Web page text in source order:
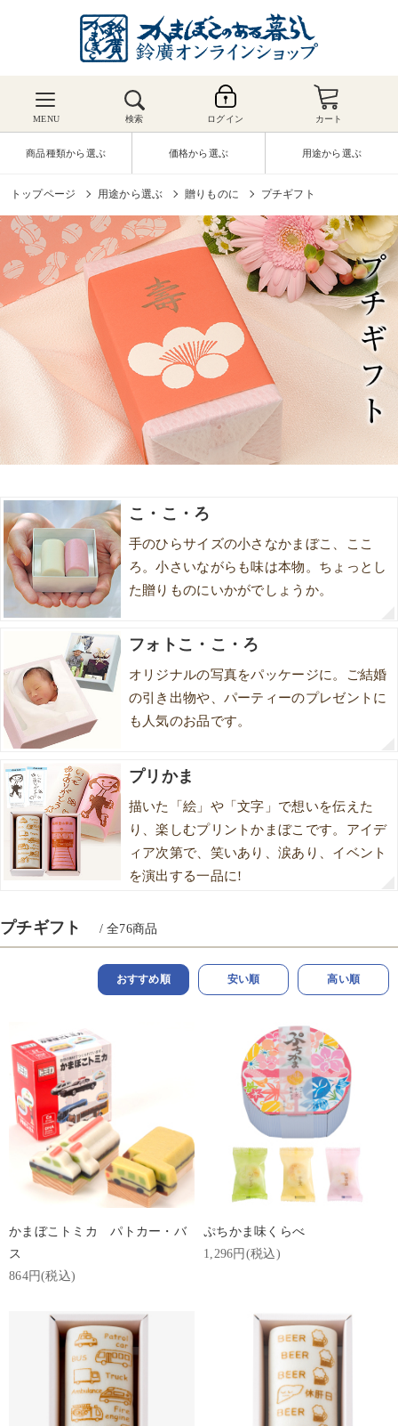
MENU 検索 ログイン カート
商品種類から選ぶ 価格から選ぶ 用途から選ぶ
トップページ 用途から選ぶ 贈りものに プチギフト
こ・こ・ろ
手のひらサイズの小さなかまぼこ、ここ
ろ。小さいながらも味は本物。ちょっとし
た贈りものにいかがでしょうか。
フォトこ・こ・ろ
オリジナルの写真をパッケージに。ご結婚
の引き出物や、パーティーのプレゼントに
も人気のお品です。
プリかま
描いた「絵」や「文字」で想いを伝えた
り、楽しむプリントかまぼこです。アイデ
ィア次第で、笑いあり、涙あり、イベント
を演出する一品に!
プチギフト / 全76商品
おすすめ順 安い順 高い順
かまぼこトミカ パトカー・バ
ス
864円(税込)
ぷちかま味くらべ
1,296円(税込)